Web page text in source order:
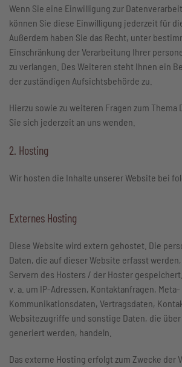
Wenn Sie eine Einwilligung zur
können Sie diese Einwilligung jederzeit für
Außerdem haben Sie das Recht, unter
Einschränkung der Verarbeitung Ihrer
zu verlangen. Des Weiteren steht Ihnen ein
der zuständigen Aufsichtsbehörde zu.
Hierzu sowie zu weiteren Fragen zum Thema
Sie sich jederzeit an uns wenden.
2. Hosting
Wir hosten die Inhalte unserer Website bei
Externes Hosting
Diese Website wird extern gehostet. Die
Daten, die auf dieser Website erfasst
Servern des Hosters / der Hoster
v. a. um IP-Adressen, Kontaktanfragen, Meta-
Kommunikationsdaten, Vertragsdaten,
Websitezugriffe und sonstige Daten, die
generiert werden, handeln.
Das externe Hosting erfolgt zum Zwecke der